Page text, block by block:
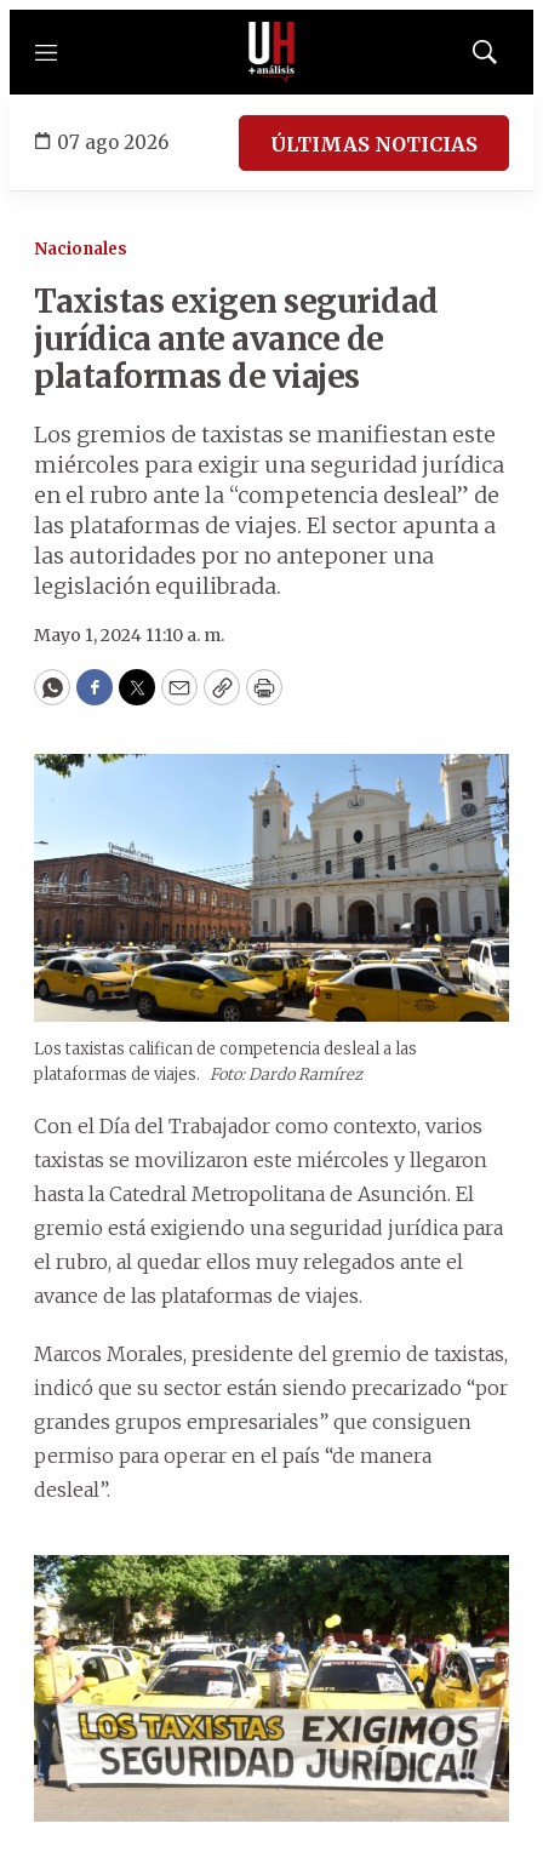
Menú
Mostrar
07 ago 2026 ÚLTIMAS NOTICIAS
Nacionales
Taxistas exigen seguridad
jurídica ante avance de
plataformas de viajes
Los gremios de taxistas se manifiestan este
miércoles para exigir una seguridad jurídica
en el rubro ante la “competencia desleal” de
las plataformas de viajes. El sector apunta a
las autoridades por no anteponer una
legislación equilibrada.
Mayo 1, 2024 11:10 a. m.
WhatsApp
Facebook
Twitter
EmailCopyPrint
Los taxistas califican de competencia desleal a las
plataformas de viajes. Foto: Dardo Ramírez
Con el Día del Trabajador como contexto, varios
taxistas se movilizaron este miércoles y llegaron
hasta la Catedral Metropolitana de Asunción. El
gremio está exigiendo una seguridad jurídica para
el rubro, al quedar ellos muy relegados ante el
avance de las plataformas de viajes.
Marcos Morales, presidente del gremio de taxistas,
indicó que su sector están siendo precarizado “por
grandes grupos empresariales” que consiguen
permiso para operar en el país “de manera
desleal”.